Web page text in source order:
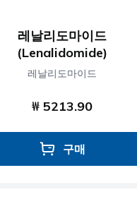
레날리도마이드
(Lenalidomide)
레날리도마이드
₩ 5213.90
구매